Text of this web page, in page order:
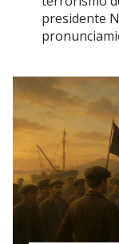
presidente